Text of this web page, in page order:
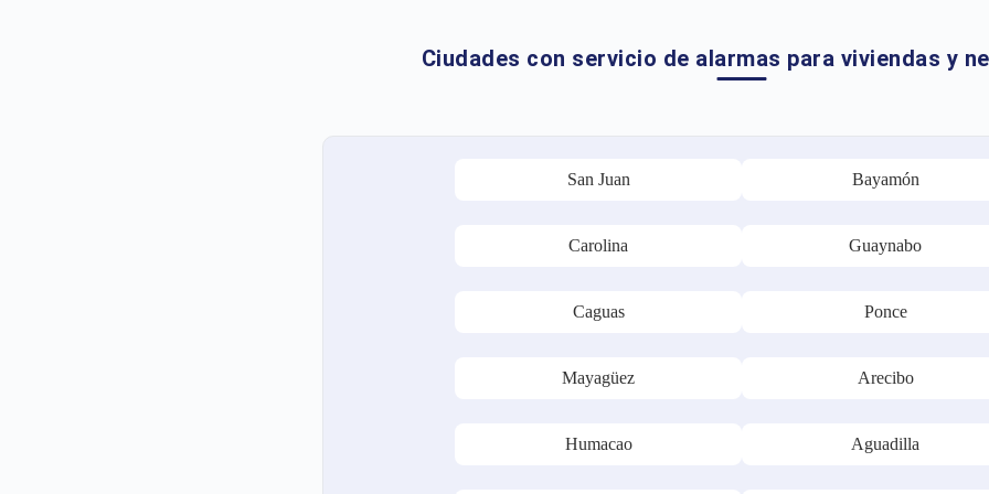
Ciudades con servicio de alarmas para viviendas y
San Juan Bayamón
Carolina Guaynabo
Caguas Ponce
Mayagüez Arecibo
Humacao Aguadilla